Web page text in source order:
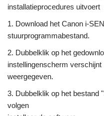
installatieprocedures uitvoert
1. Download het Canon i-
stuurprogrammabestand.
2. Dubbelklik op het
instellingenscherm verschijnt
weergegeven.
3. Dubbelklik op het bestand
volgen